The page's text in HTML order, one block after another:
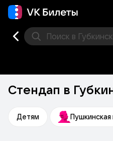
Поиск в
Стендап в
Детям Пушкинская